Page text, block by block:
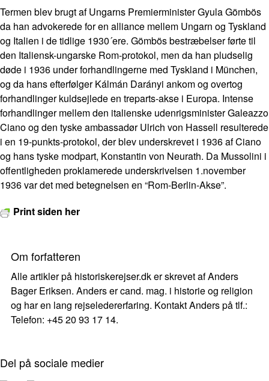
Termen blev brugt af Ungarns Premierminister Gyula Gömbös
da han advokerede for en alliance mellem Ungarn og Tyskland
og Italien i de tidlige 1930´ere. Gömbös bestræbelser førte til
den Italiensk-ungarske Rom-protokol, men da han pludselig
døde i 1936 under forhandlingerne med Tyskland i München,
og da hans efterfølger Kálmán Darányi ankom og overtog
forhandlinger kuldsejlede en treparts-akse i Europa. Intense
forhandlinger mellem den italienske udenrigsminister Galeazzo
Ciano og den tyske ambassadør Ulrich von Hassell resulterede
i en 19-punkts-protokol, der blev underskrevet i 1936 af Ciano
og hans tyske modpart, Konstantin von Neurath. Da Mussolini i
offentligheden proklamerede underskrivelsen 1.november
1936 var det med betegnelsen en “Rom-Berlin-Akse”.
Print siden her
Om forfatteren
Alle artikler på historiskerejser.dk er skrevet af Anders
Bager Eriksen. Anders er cand. mag. i historie og religion
og har en lang rejseledererfaring. Kontakt Anders på tlf.:
Telefon: +45 20 93 17 14.
Del på sociale medier